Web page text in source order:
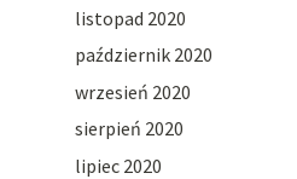
listopad 2020
październik 2020
wrzesień 2020
sierpień 2020
lipiec 2020